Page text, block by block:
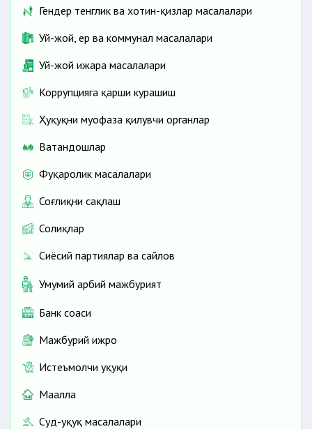
Гендер тенглик ва хотин-қизлар масалалари
Уй-жой, ер ва коммунал масалалари
Уй-жой ижара масалалари
Коррупцияга қарши курашиш
Ҳуқуқни муҳофаза қилувчи органлар
Ватандошлар
Фуқаролик масалалари
Соғлиқни сақлаш
Солиқлар
Сиёсий партиялар ва сайлов
Умумий ҳарбий мажбурият
Банк соҳаси
Мажбурий ижро
Истеъмолчи ҳуқуқи
Маҳалла
Суд-ҳуқуқ масалалари